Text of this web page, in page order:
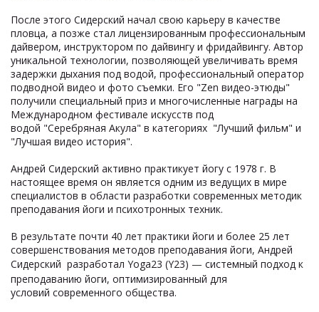
После этого Сидерский начал свою карьеру в качестве
пловца, а позже стал лицензированным профессиональным
дайвером, инструктором по дайвингу и фридайвингу. Автор
уникальной технологии, позволяющей увеличивать время
задержки дыхания под водой, профессиональный оператор
подводной видео и фото съемки. Его "Zen видео-этюды"
получили специальный приз и многочисленные награды на
Международном фестивале искусств под
водой "Серебряная Акула" в категориях "Лучший фильм" и
"Лучшая видео история".
Андрей Сидерский активно практикует йогу с 1978 г. В
настоящее время он является одним из ведущих в мире
специалистов в области разработки современных методик
преподавания йоги и психотронных техник.
В результате почти 40 лет практики йоги и более 25 лет
совершенствования методов преподавания йоги, Андрей
Сидерский разработал Yoga23 (Y23) — системный подход к
преподаванию йоги, оптимизированный для
условий современного общества.